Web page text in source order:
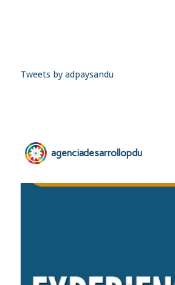
Tweets by adpaysandu
agenciadesarrollopdu